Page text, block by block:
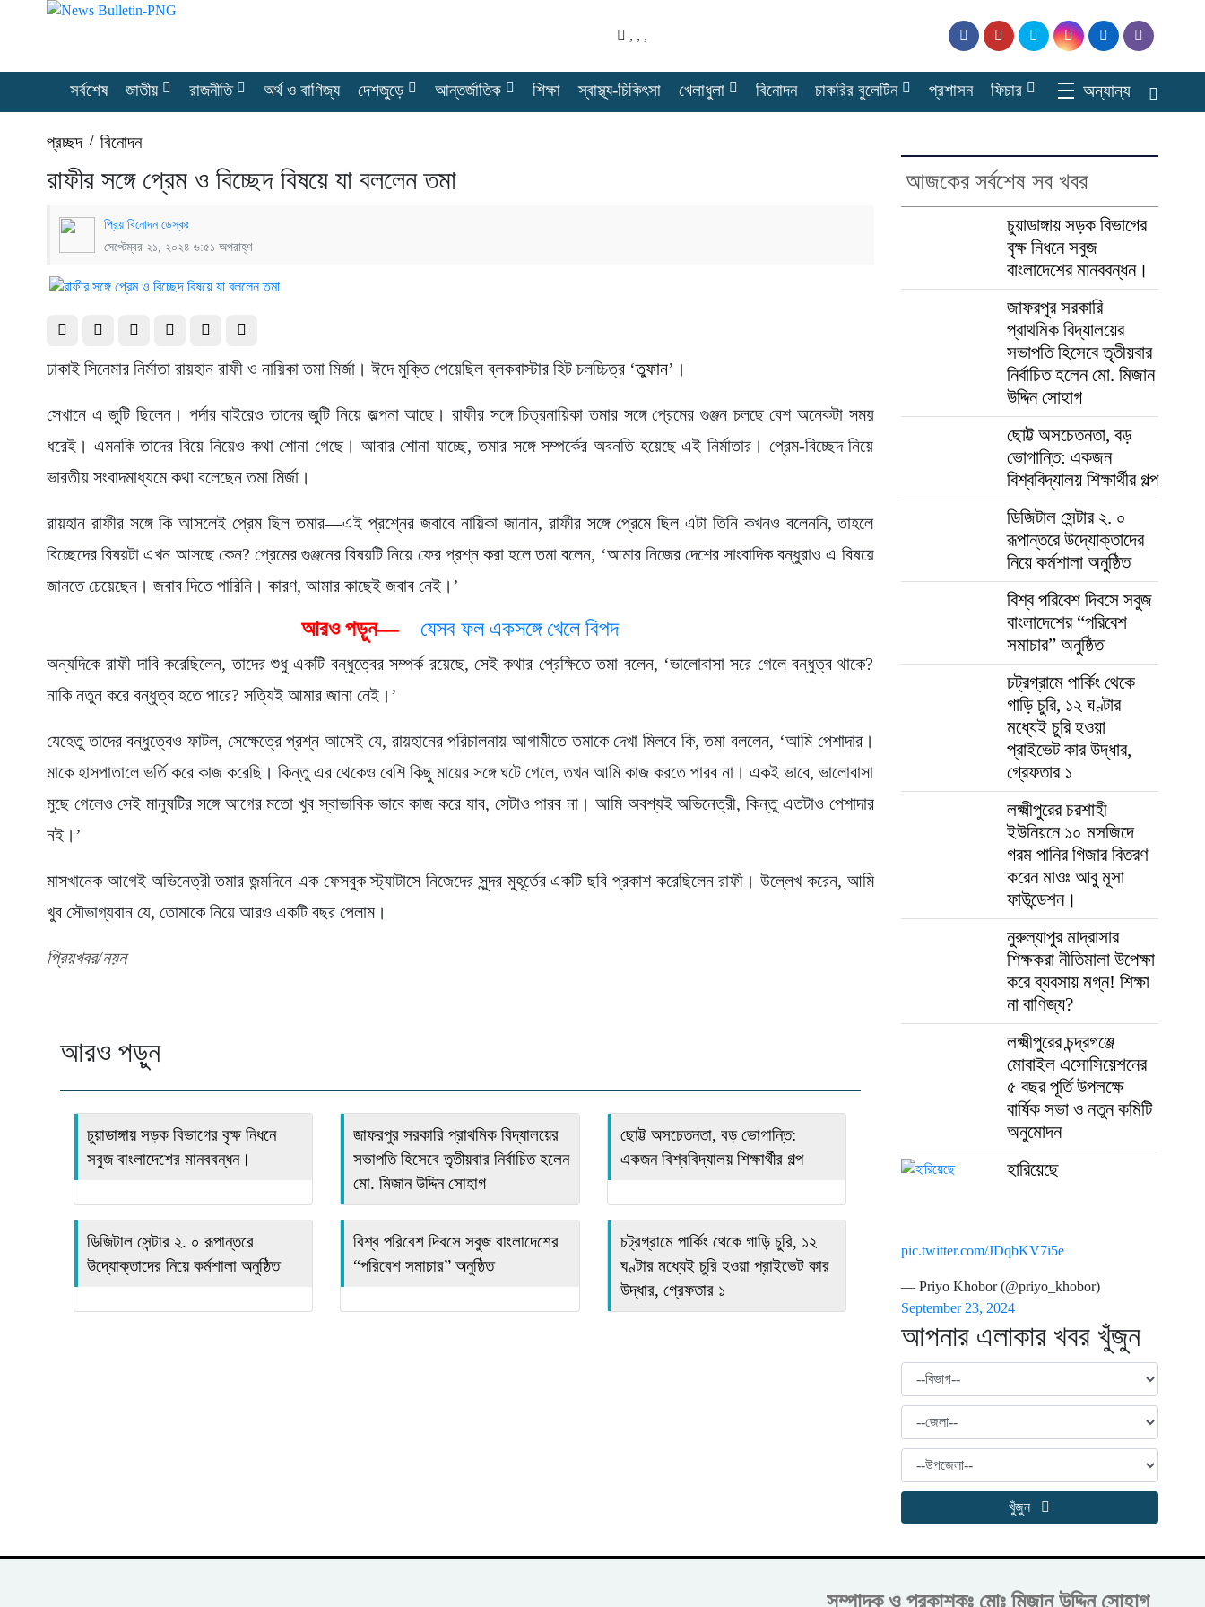
, , ,
সর্বশেষ জাতীয় রাজনীতি অর্থ ও বাণিজ্য দেশজুড়ে আন্তর্জাতিক শিক্ষা স্বাস্থ্য-চিকিৎসা খেলাধুলা বিনোদন চাকরির বুলেটিন প্রশাসন ফিচার অন্যান্য
প্রচ্ছদ/ বিনোদন
রাফীর সঙ্গে প্রেম ও বিচ্ছেদ বিষয়ে যা বললেন তমা
প্রিয় বিনোদন ডেস্কঃ
সেপ্টেম্বর ২১, ২০২৪ ৬:৫১ অপরাহ্ণ
ঢাকাই সিনেমার নির্মাতা রায়হান রাফী ও নায়িকা তমা মির্জা। ঈদে মুক্তি পেয়েছিল ব্লকবাস্টার হিট চলচ্চিত্র ‘তুফান’।
সেখানে এ জুটি ছিলেন। পর্দার বাইরেও তাদের জুটি নিয়ে জল্পনা আছে। রাফীর সঙ্গে চিত্রনায়িকা তমার সঙ্গে প্রেমের গুঞ্জন চলছে বেশ অনেকটা সময়
ধরেই। এমনকি তাদের বিয়ে নিয়েও কথা শোনা গেছে। আবার শোনা যাচ্ছে, তমার সঙ্গে সম্পর্কের অবনতি হয়েছে এই নির্মাতার। প্রেম-বিচ্ছেদ নিয়ে
ভারতীয় সংবাদমাধ্যমে কথা বলেছেন তমা মির্জা।
রায়হান রাফীর সঙ্গে কি আসলেই প্রেম ছিল তমার—এই প্রশ্নের জবাবে নায়িকা জানান, রাফীর সঙ্গে প্রেমে ছিল এটা তিনি কখনও বলেননি, তাহলে
বিচ্ছেদের বিষয়টা এখন আসছে কেন? প্রেমের গুঞ্জনের বিষয়টি নিয়ে ফের প্রশ্ন করা হলে তমা বলেন, ‘আমার নিজের দেশের সাংবাদিক বন্ধুরাও এ বিষয়ে
জানতে চেয়েছেন। জবাব দিতে পারিনি। কারণ, আমার কাছেই জবাব নেই।’
আরও পড়ুন— যেসব ফল একসঙ্গে খেলে বিপদ
অন্যদিকে রাফী দাবি করেছিলেন, তাদের শুধু একটি বন্ধুত্বের সম্পর্ক রয়েছে, সেই কথার প্রেক্ষিতে তমা বলেন, ‘ভালোবাসা সরে গেলে বন্ধুত্ব থাকে?
নাকি নতুন করে বন্ধুত্ব হতে পারে? সত্যিই আমার জানা নেই।’
যেহেতু তাদের বন্ধুত্বেও ফাটল, সেক্ষেত্রে প্রশ্ন আসেই যে, রায়হানের পরিচালনায় আগামীতে তমাকে দেখা মিলবে কি, তমা বললেন, ‘আমি পেশাদার।
মাকে হাসপাতালে ভর্তি করে কাজ করেছি। কিন্তু এর থেকেও বেশি কিছু মায়ের সঙ্গে ঘটে গেলে, তখন আমি কাজ করতে পারব না। একই ভাবে, ভালোবাসা
মুছে গেলেও সেই মানুষটির সঙ্গে আগের মতো খুব স্বাভাবিক ভাবে কাজ করে যাব, সেটাও পারব না। আমি অবশ্যই অভিনেত্রী, কিন্তু এতটাও পেশাদার
নই।’
মাসখানেক আগেই অভিনেত্রী তমার জন্মদিনে এক ফেসবুক স্ট্যাটাসে নিজেদের সুন্দর মুহূর্তের একটি ছবি প্রকাশ করেছিলেন রাফী। উল্লেখ করেন, আমি
খুব সৌভাগ্যবান যে, তোমাকে নিয়ে আরও একটি বছর পেলাম।
প্রিয়খবর/নয়ন
আরও পড়ুন
চুয়াডাঙ্গায় সড়ক বিভাগের বৃক্ষ নিধনে
সবুজ বাংলাদেশের মানববন্ধন।
জাফরপুর সরকারি প্রাথমিক বিদ্যালয়ের
সভাপতি হিসেবে তৃতীয়বার নির্বাচিত হলেন
মো. মিজান উদ্দিন সোহাগ
ছোট্ট অসচেতনতা, বড় ভোগান্তি:
একজন বিশ্ববিদ্যালয় শিক্ষার্থীর গল্প
ডিজিটাল সেন্টার ২. ০ রূপান্তরে
উদ্যোক্তাদের নিয়ে কর্মশালা অনুষ্ঠিত
বিশ্ব পরিবেশ দিবসে সবুজ বাংলাদেশের
“পরিবেশ সমাচার” অনুষ্ঠিত
চট্রগ্রামে পার্কিং থেকে গাড়ি চুরি, ১২
ঘণ্টার মধ্যেই চুরি হওয়া প্রাইভেট কার
উদ্ধার, গ্রেফতার ১
আজকের সর্বশেষ সব খবর
চুয়াডাঙ্গায় সড়ক বিভাগের
বৃক্ষ নিধনে সবুজ
বাংলাদেশের মানববন্ধন।
জাফরপুর সরকারি
প্রাথমিক বিদ্যালয়ের
সভাপতি হিসেবে তৃতীয়বার
নির্বাচিত হলেন মো. মিজান
উদ্দিন সোহাগ
ছোট্ট অসচেতনতা, বড়
ভোগান্তি: একজন
বিশ্ববিদ্যালয় শিক্ষার্থীর গল্প
ডিজিটাল সেন্টার ২. ০
রূপান্তরে উদ্যোক্তাদের
নিয়ে কর্মশালা অনুষ্ঠিত
বিশ্ব পরিবেশ দিবসে সবুজ
বাংলাদেশের “পরিবেশ
সমাচার” অনুষ্ঠিত
চট্রগ্রামে পার্কিং থেকে
গাড়ি চুরি, ১২ ঘণ্টার
মধ্যেই চুরি হওয়া
প্রাইভেট কার উদ্ধার,
গ্রেফতার ১
লক্ষ্মীপুরের চরশাহী
ইউনিয়নে ১০ মসজিদে
গরম পানির গিজার বিতরণ
করেন মাওঃ আবু মূসা
ফাউন্ডেশন।
নুরুল্যাপুর মাদ্রাসার
শিক্ষকরা নীতিমালা উপেক্ষা
করে ব্যবসায় মগ্ন! শিক্ষা
না বাণিজ্য?
লক্ষ্মীপুরের চন্দ্রগঞ্জে
মোবাইল এসোসিয়েশনের
৫ বছর পূর্তি উপলক্ষে
বার্ষিক সভা ও নতুন কমিটি
অনুমোদন
হারিয়েছে
pic.twitter.com/JDqbKV7i5e
— Priyo Khobor (@priyo_khobor)
September 23, 2024
আপনার এলাকার খবর খুঁজুন
খুঁজুন
সম্পাদক ও প্রকাশকঃ মোঃ মিজান উদ্দিন সোহাগ